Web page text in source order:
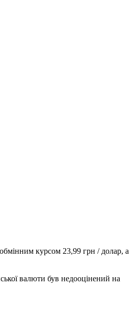
курсом 23,99 грн / долар, а
валюти був недооцінений на